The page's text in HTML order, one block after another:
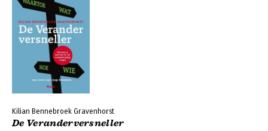
Kilian Bennebroek Gravenhorst
De Veranderversneller